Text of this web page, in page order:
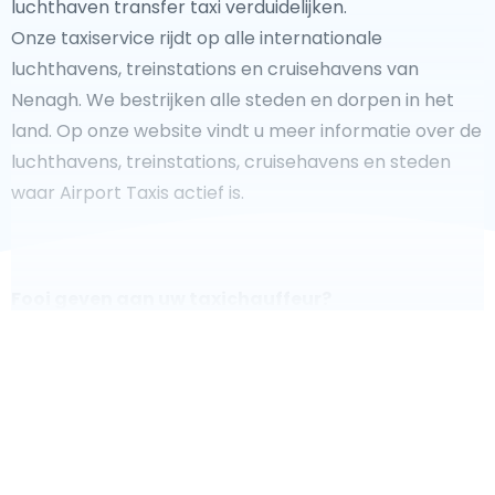
luchthaven transfer taxi verduidelijken.
Onze taxiservice rijdt op alle internationale
luchthavens, treinstations en cruisehavens van
Nenagh. We bestrijken alle steden en dorpen in het
land. Op onze website vindt u meer informatie over de
luchthavens, treinstations, cruisehavens en steden
waar Airport Taxis actief is.